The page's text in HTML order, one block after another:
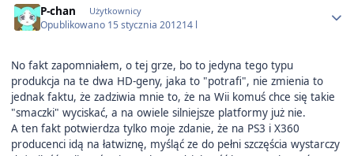
P-chan Użytkownicy
Opublikowano 15 stycznia 201214 l
No fakt zapomniałem, o tej grze, bo to jedyna tego typu
produkcja na te dwa HD-geny, jaka to "potrafi", nie zmienia to
jednak faktu, że zadziwia mnie to, że na Wii komuś chce się takie
"smaczki" wyciskać, a na owiele silniejsze platformy już nie.
A ten fakt potwierdza tylko moje zdanie, że na PS3 i X360
producenci idą na łatwiznę, myśląć ze do pełni szczęścia wystarczy